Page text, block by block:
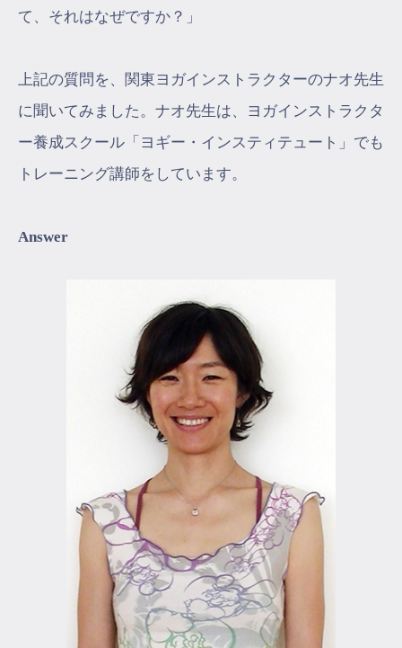
て、それはなぜですか？」
上記の質問を、関東ヨガインストラクターのナオ先生
に聞いてみました。ナオ先生は、ヨガインストラクタ
ー養成スクール「ヨギー・インスティテュート」でも
トレーニング講師をしています。
Answer